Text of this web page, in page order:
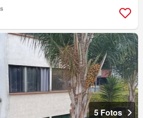
5 Fotos